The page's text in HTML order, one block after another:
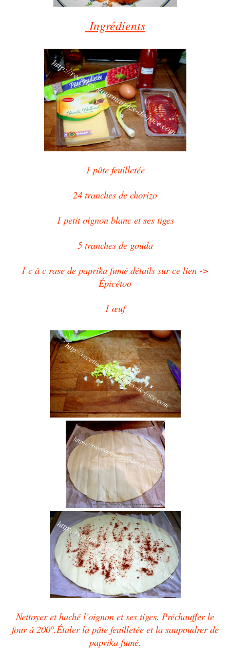
Ingrédients
1 pâte feuilletée
24 tranches de chorizo
1 petit oignon blanc et ses tiges
5 tranches de gouda
1 c à c rase de paprika fumé détails sur ce lien ->
Épicétoo
1 œuf
Nettoyer et haché l’oignon et ses tiges. Préchauffer le
four à 200°.Étaler la pâte feuilletée et la saupoudrer de
paprika fumé.